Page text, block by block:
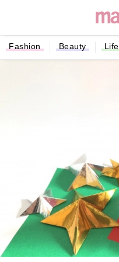
Fashion Beauty